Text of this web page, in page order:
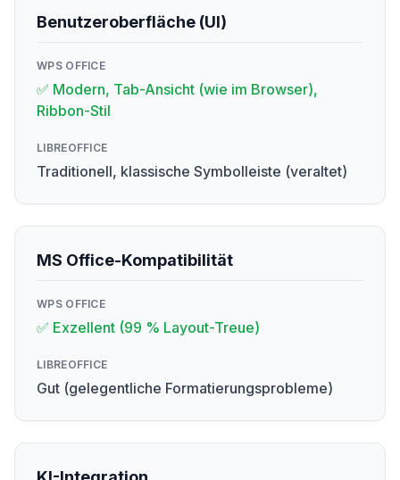
Benutzeroberfläche (UI)
WPS OFFICE
✅ Modern, Tab-Ansicht (wie im Browser),
Ribbon-Stil
LIBREOFFICE
Traditionell, klassische Symbolleiste (veraltet)
MS Office-Kompatibilität
WPS OFFICE
✅ Exzellent (99 % Layout-Treue)
LIBREOFFICE
Gut (gelegentliche Formatierungsprobleme)